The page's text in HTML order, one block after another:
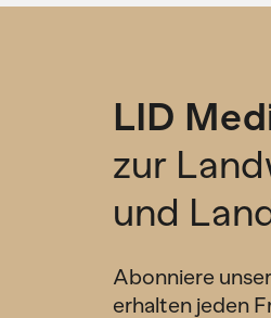
LID
zur
und
Abonniere
erhalten jeden